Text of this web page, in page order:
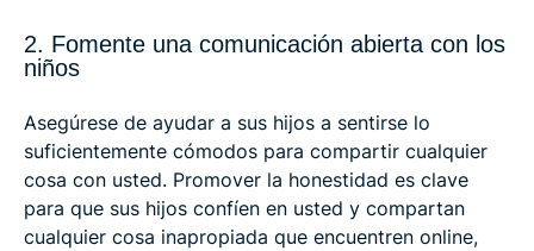
2. Fomente una comunicación abierta con los
niños
Asegúrese de ayudar a sus hijos a sentirse lo
suficientemente cómodos para compartir cualquier
cosa con usted. Promover la honestidad es clave
para que sus hijos confíen en usted y compartan
cualquier cosa inapropiada que encuentren online,